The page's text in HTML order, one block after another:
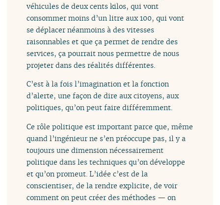
véhicules de deux cents kilos, qui vont
consommer moins d’un litre aux 100, qui vont
se déplacer néanmoins à des vitesses
raisonnables et que ça permet de rendre des
services, ça pourrait nous permettre de nous
projeter dans des réalités différentes.
C’est à la fois l’imagination et la fonction
d’alerte, une façon de dire aux citoyens, aux
politiques, qu’on peut faire différemment.
Ce rôle politique est important parce que, même
quand l’ingénieur ne s’en préoccupe pas, il y a
toujours une dimension nécessairement
politique dans les techniques qu’on développe
et qu’on promeut. L’idée c’est de la
conscientiser, de la rendre explicite, de voir
comment on peut créer des méthodes — on